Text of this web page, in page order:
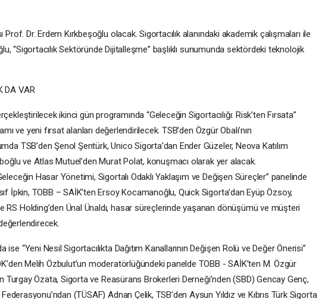
Prof. Dr. Erdem Kırkbeşoğlu olacak. Sigortacılık alanındaki akademik çalışmaları ile
“Sigortacılık Sektöründe Dijitalleşme” başlıklı sunumunda sektördeki teknolojik
DA VAR
ikinci gün programında “Geleceğin Sigortacılığı: Risk’ten Fırsata”
ve yeni fırsat alanları değerlendirilecek. TSB’den Özgür Obalı’nın
TSB’den Şenol Şentürk, Unico Sigorta’dan Ender Güzeler, Neova Katılım
ve Atlas Mutuel’den Murat Polat, konuşmacı olarak yer alacak.
Hasar Yönetimi, Sigortalı Odaklı Yaklaşım ve Değişen Süreçler” panelinde
İpkin, TOBB – SAİK’ten Ersoy Kocamanoğlu, Quick Sigorta’dan Eyüp Özsoy,
RS Holding’den Ünal Ünaldı, hasar süreçlerinde yaşanan dönüşümü ve müşteri
“Yeni Nesil Sigortacılıkta Dağıtım Kanallarının Değişen Rolü ve Değer Önerisi”
Melih Özbulut’un moderatörlüğündeki panelde TOBB - SAİK’ten M. Özgür
Turgay Özata, Sigorta ve Reasürans Brokerleri Derneği’nden (SBD) Gencay Genç,
(TÜSAF) Adnan Çelik, TSB’den Aysun Yıldız ve Kıbrıs Türk Sigorta